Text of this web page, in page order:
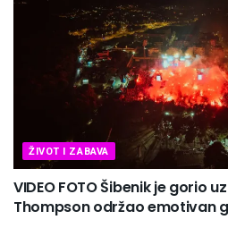
ŽIVOT I ZABAVA
VIDEO FOTO Šibenik je gorio
Thompson održao emotivan